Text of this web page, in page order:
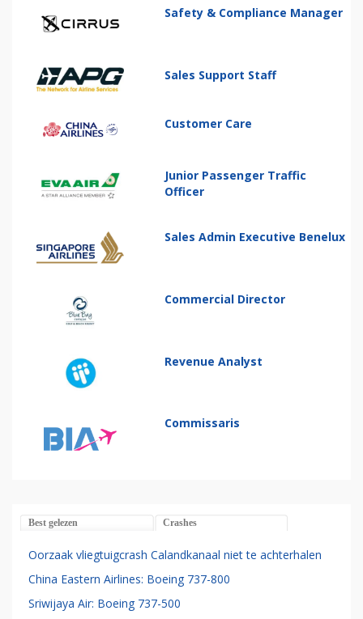
Safety & Compliance Manager
Sales Support Staff
Customer Care
Junior Passenger Traffic
Officer
Sales Admin Executive Benelux
Commercial Director
Revenue Analyst
Commissaris
Best gelezen Crashes
Oorzaak vliegtuigcrash Calandkanaal niet te achterhalen
China Eastern Airlines: Boeing 737-800
Sriwijaya Air: Boeing 737-500